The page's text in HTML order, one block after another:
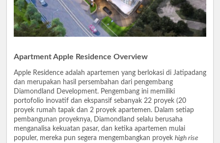
Apartment Apple Residence Overview
Apple Residence adalah apartemen yang berlokasi di Jatipadang
dan merupakan hasil persembahan dari pengembang
Diamondland Development. Pengembang ini memiliki
portofolio inovatif dan ekspansif sebanyak 22 proyek (20
proyek rumah tapak dan 2 proyek apartemen. Dalam setiap
pembangunan proyeknya, Diamondland selalu berusaha
menganalisa kekuatan pasar, dan ketika apartemen mulai
populer, mereka pun segera mengembangkan proyek high rise